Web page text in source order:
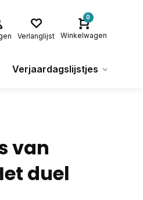
Verlanglijst
0
Winkelwagen
Verjaardagslijstjes
van
duel